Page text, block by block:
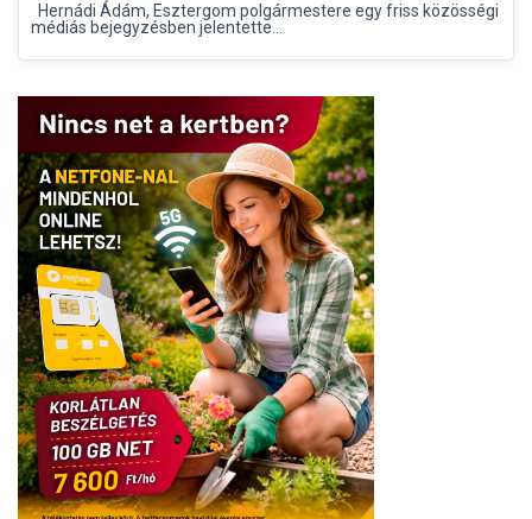
Hernádi Ádám, Esztergom polgármestere egy friss közösségi
médiás bejegyzésben jelentette...